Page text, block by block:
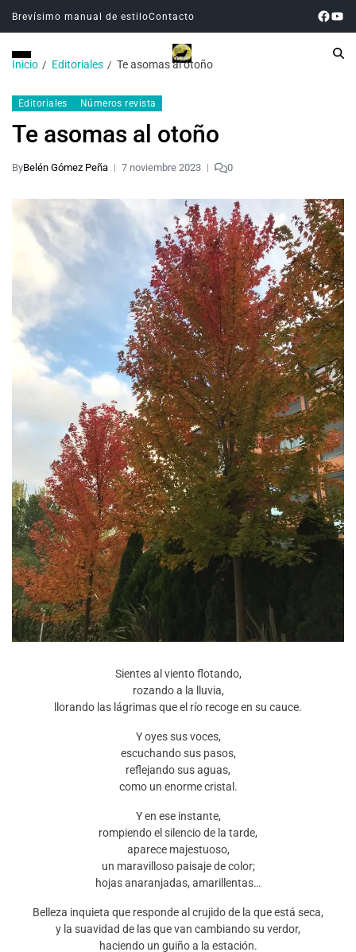
Brevísimo manual de estiloContacto
Inicio Editoriales Te asomas al otoño
Editoriales Números revista
Te asomas al otoño
ByBelén Gómez Peña 7 noviembre 2023 0
Sientes al viento flotando,
rozando a la lluvia,
llorando las lágrimas que el río recoge en su cauce.
Y oyes sus voces,
escuchando sus pasos,
reflejando sus aguas,
como un enorme cristal.
Y en ese instante,
rompiendo el silencio de la tarde,
aparece majestuoso,
un maravilloso paisaje de color;
hojas anaranjadas, amarillentas…
Belleza inquieta que responde al crujido de la que está seca,
y la suavidad de las que van cambiando su verdor,
haciendo un guiño a la estación.